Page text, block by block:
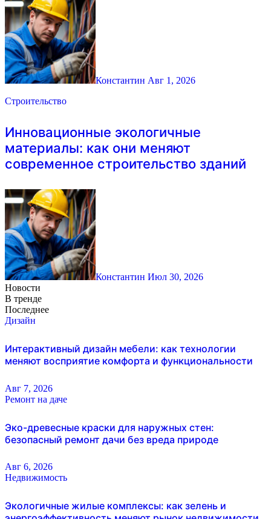
Константин Авг 1, 2026
Строительство
Инновационные экологичные
материалы: как они меняют
современное строительство зданий
Константин Июл 30, 2026
Новости
В тренде
Последнее
Дизайн
Интерактивный дизайн мебели: как технологии
меняют восприятие комфорта и функциональности
Авг 7, 2026
Ремонт на даче
Эко-древесные краски для наружных стен:
безопасный ремонт дачи без вреда природе
Авг 6, 2026
Недвижимость
Экологичные жилые комплексы: как зелень и